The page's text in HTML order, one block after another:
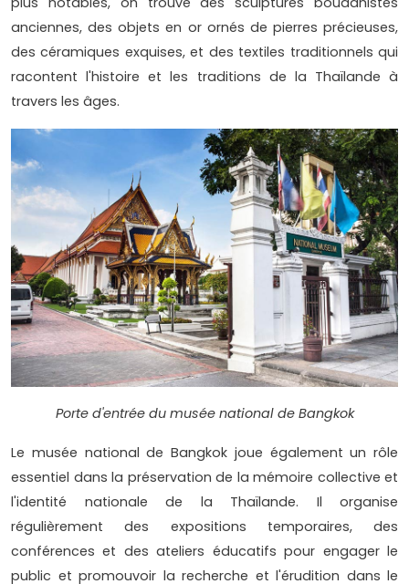
anciennes, des objets en or ornés de pierres précieuses,
des céramiques exquises, et des textiles traditionnels qui
racontent l'histoire et les traditions de la Thaïlande à
travers les âges.
Porte d'entrée du musée national de Bangkok
Le musée national de Bangkok joue également un rôle
essentiel dans la préservation de la mémoire collective et
l'identité nationale de la Thaïlande. Il organise
régulièrement des expositions temporaires, des
conférences et des ateliers éducatifs pour engager le
public et promouvoir la recherche et l'érudition dans le